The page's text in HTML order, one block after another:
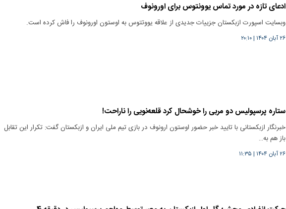
ادعای تازه در مورد تماس یوونتوس برای اورونوف
وبسایت اسپورت ازبکستان جزییات جدیدی از علاقه یووتتوس به اوستون اورونوف را فاش کرده است.
۲۶ آبان ۱۴۰۴ |۲۰:۱۰
ستاره پرسپولیس دو مربی را خوشحال کرد قلعه‌نویی را ناراحت!
خبرنگار ازبکستانی با تایید خبر حضور اوستون ارونوف در بازی تیم ملی ایران و ازبکستان گفت: تکرار این تقابل
باز هم به…
۲۶ آبان ۱۴۰۴ | ۱۱:۳۵